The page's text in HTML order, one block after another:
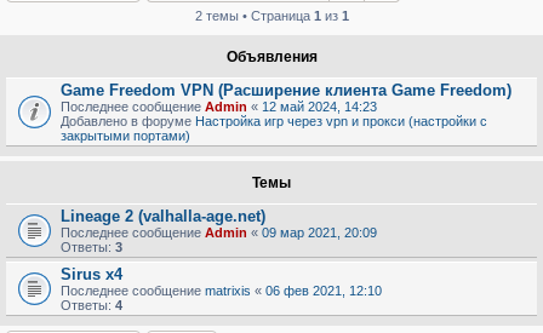
2 темы • Страница 1 из 1
Объявления
Game Freedom VPN (Расширение клиента Game Freedom)
Последнее сообщение Admin « 12 май 2024, 14:23
Добавлено в форуме Настройка игр через vpn и прокси (настройки с
закрытыми портами)
Темы
Lineage 2 (valhalla-age.net)
Последнее сообщение Admin « 09 мар 2021, 20:09
Ответы: 3
Sirus x4
Последнее сообщение matrixis « 06 фев 2021, 12:10
Ответы: 4